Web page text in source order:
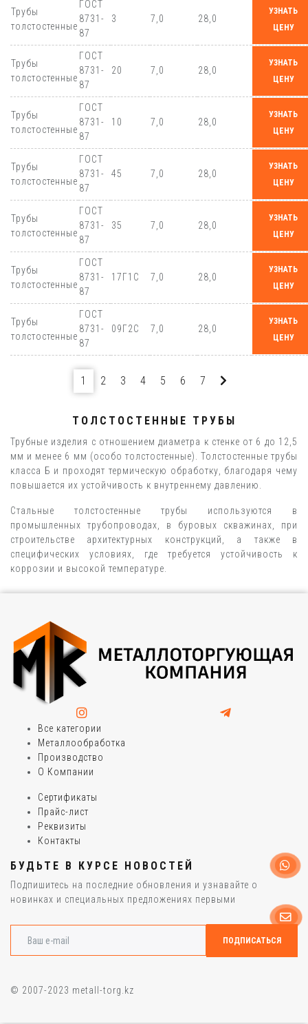
Трубы
толстостенные
ГОСТ
8731-
87
3 7,0 28,0
УЗНАТЬ
ЦЕНУ
Трубы
толстостенные
ГОСТ
8731-
87
20 7,0 28,0
УЗНАТЬ
ЦЕНУ
Трубы
толстостенные
ГОСТ
8731-
87
10 7,0 28,0
УЗНАТЬ
ЦЕНУ
Трубы
толстостенные
ГОСТ
8731-
87
45 7,0 28,0
УЗНАТЬ
ЦЕНУ
Трубы
толстостенные
ГОСТ
8731-
87
35 7,0 28,0
УЗНАТЬ
ЦЕНУ
Трубы
толстостенные
ГОСТ
8731-
87
17Г1С 7,0 28,0
УЗНАТЬ
ЦЕНУ
Трубы
толстостенные
ГОСТ
8731-
87
09Г2С 7,0 28,0
УЗНАТЬ
ЦЕНУ
1 2 3 4 5 6 7
ТОЛСТОСТЕННЫЕ ТРУБЫ
Трубные изделия с отношением диаметра к стенке от 6 до 12,5
мм и менее 6 мм (особо толстостенные). Толстостенные трубы
класса Б и проходят термическую обработку, благодаря чему
повышается их устойчивость к внутреннему давлению.
Стальные толстостенные трубы используются в
промышленных трубопроводах, в буровых скважинах, при
строительстве архитектурных конструкций, а также в
специфических условиях, где требуется устойчивость к
коррозии и высокой температуре.
Все категории
Металлообработка
Производство
О Компании
Сертификаты
Прайс-лист
Реквизиты
Контакты
БУДЬТЕ В КУРСЕ НОВОСТЕЙ
Подпишитесь на последние обновления и узнавайте о
новинках и специальных предложениях первыми
© 2007-2023 metall-torg.kz